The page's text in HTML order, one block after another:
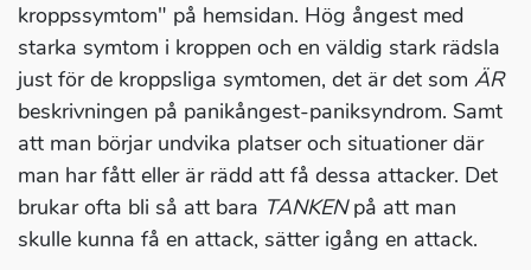
kroppssymtom" på hemsidan. Hög ångest med
starka symtom i kroppen och en väldig stark rädsla
just för de kroppsliga symtomen, det är det som ÄR
beskrivningen på panikångest-paniksyndrom. Samt
att man börjar undvika platser och situationer där
man har fått eller är rädd att få dessa attacker. Det
brukar ofta bli så att bara TANKENpå att man
skulle kunna få en attack, sätter igång en attack.